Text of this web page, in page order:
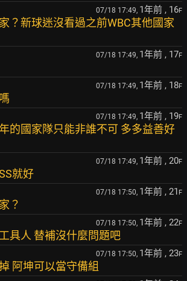
07/18 17:49, 1年前 , 16F
？新球迷沒看過之前WBC其他國家
07/18 17:49, 1年前 , 17F
07/18 17:49, 1年前 , 18F
07/18 17:49, 1年前 , 19F
的國家隊只能非誰不可 多多益善好
07/18 17:49, 1年前 , 20F
就好
07/18 17:50, 1年前 , 21 F
？
07/18 17:50, 1年前 , 22F
具人 替補沒什麼問題吧
07/18 17:50, 1年前 , 23F
阿坤可以當守備組